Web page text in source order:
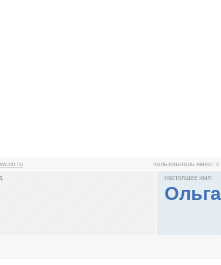
пользователь имеет
настоящее имя:
Ольга